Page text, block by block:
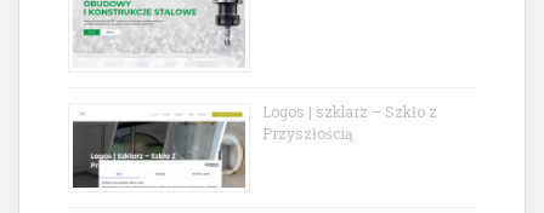
Logos | szklarz – Szkło z
Przyszłością